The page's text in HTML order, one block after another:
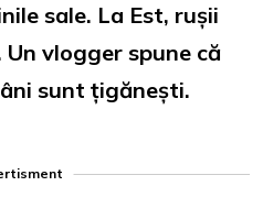
sale. La Est, rușii
vlogger spune că
sunt țigănești.